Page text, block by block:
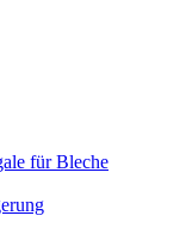
für Bleche